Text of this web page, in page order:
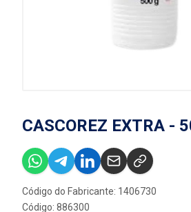
CASCOREZ EXTRA -
Código do Fabricante: 1406730
Código: 886300